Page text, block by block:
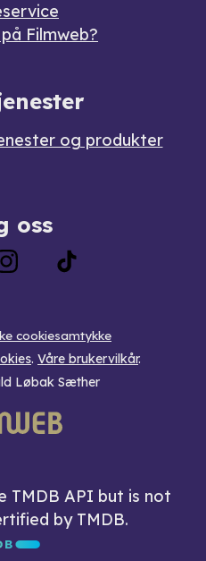
Filmweb?
og produkter
oss
cookiesamtykke
. Våre brukervilkår.
Løbak Sæther
TMDB API but is not
by TMDB.